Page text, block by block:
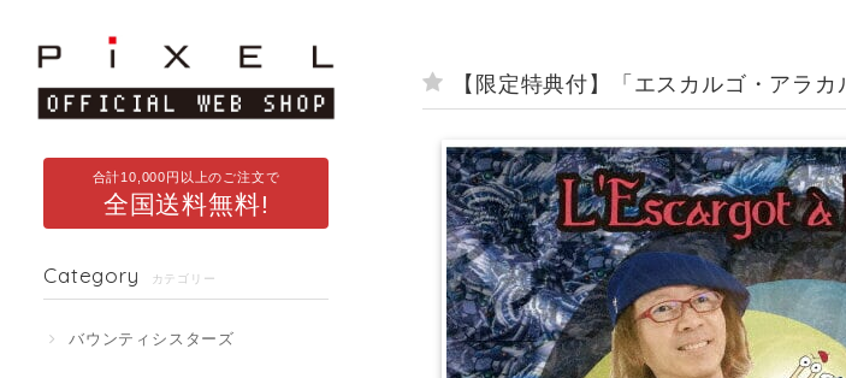
合計10,000円以上のご注文で
全国送料無料!
Category カテゴリー
バウンティシスターズ
【限定特典付】「エスカルゴ・アラカ